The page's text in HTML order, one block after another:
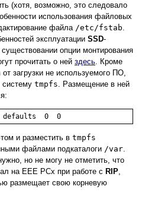
(хотя, возможно, это следовало
использования файловых
файла /etc/fstab.
эксплуатации SSD-
опции монтирования
прочитать о ней здесь. Кроме
загрузки не используемого ПО,
tmpfs. Размещение в ней
defaults  0  0
и разместить в tmpfs
файлами подкаталоги /var.
но не могу не отметить, что
на EEE PCx при работе с RIP,
размещает свою корневую